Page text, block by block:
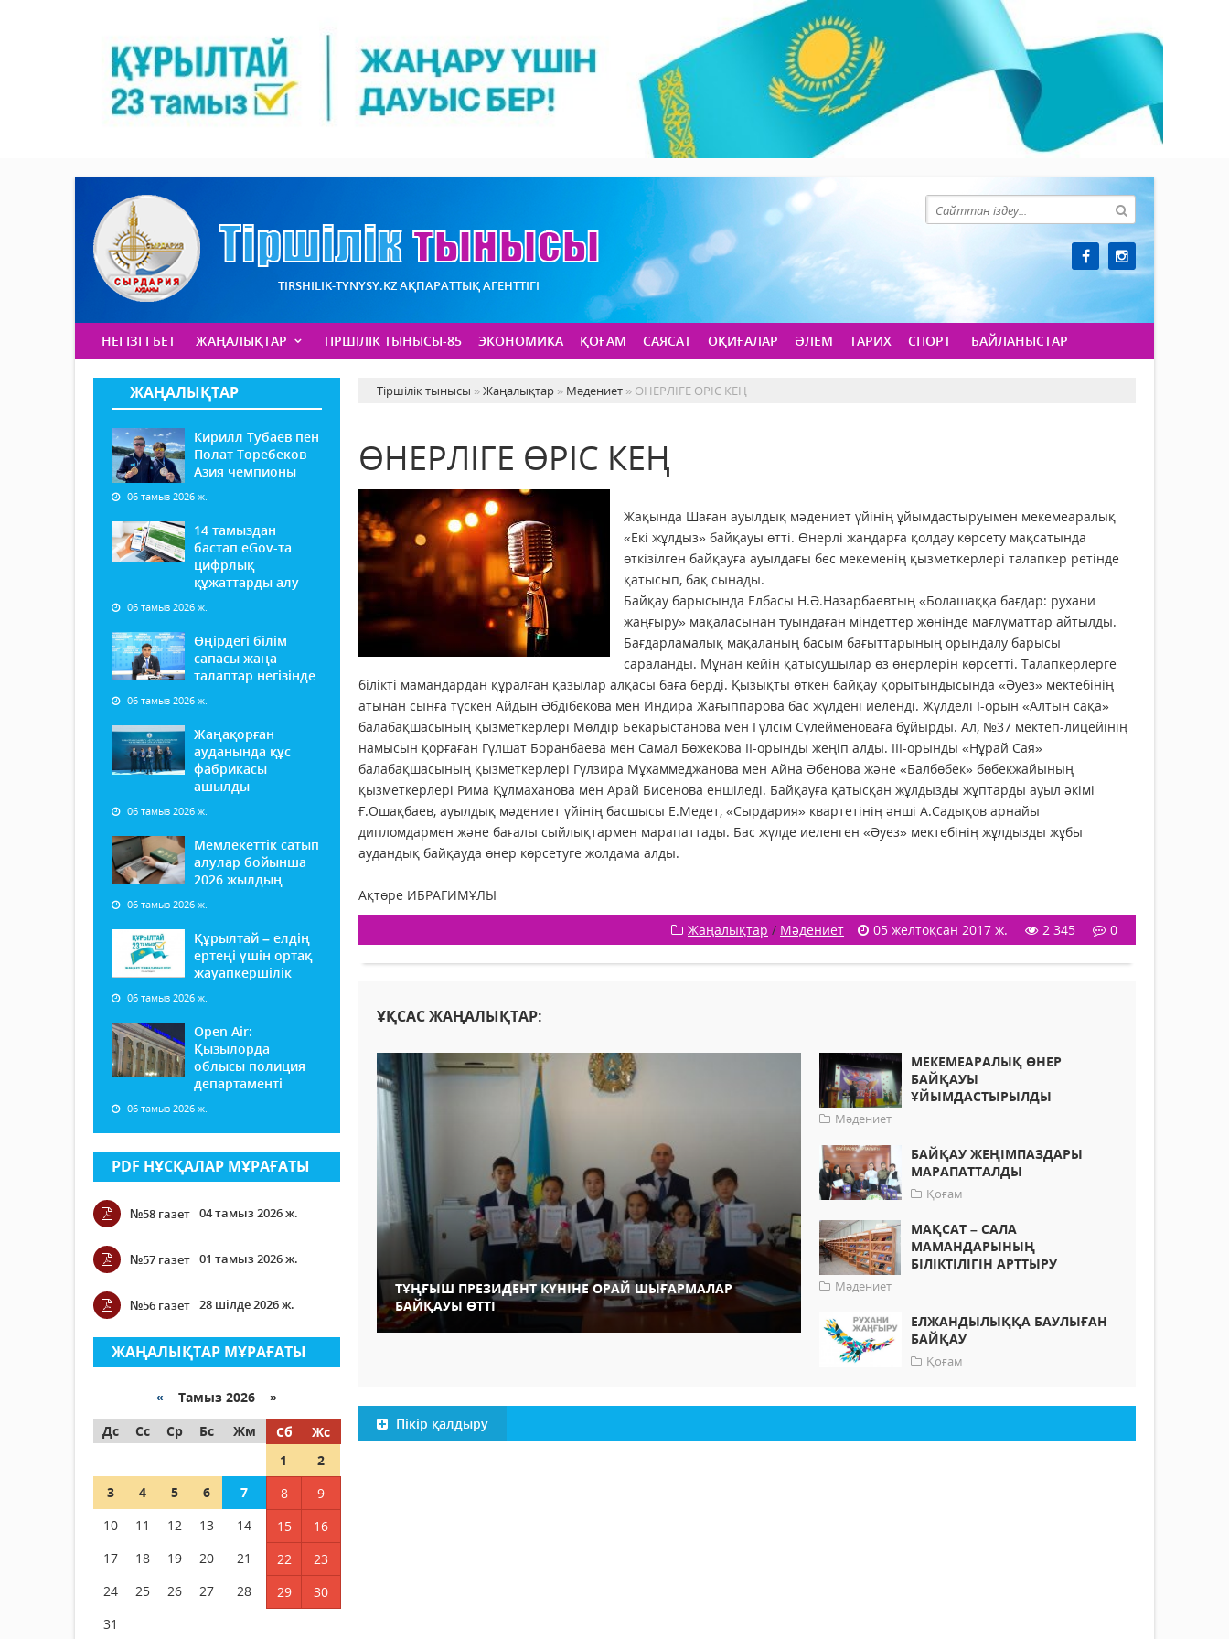
TIRSHILIK-TYNYSY.KZ АҚПАРАТТЫҚ АГЕНТТІГІ
НЕГІЗГІ БЕТ ЖАҢАЛЫҚТАР ТІРШІЛІК ТЫНЫСЫ-85 ЭКОНОМИКА ҚОҒАМ САЯСАТ ОҚИҒАЛАР ӘЛЕМ ТАРИХ СПОРТ БАЙЛАНЫСТАР
ЖАҢАЛЫҚТАР
Кирилл Тубаев пен
Полат Төребеков
Азия чемпионы
06 тамыз 2026 ж.
14 тамыздан
бастап еGov-та
цифрлық
құжаттарды алу
06 тамыз 2026 ж.
Өңірдегі білім
сапасы жаңа
талаптар негізінде
06 тамыз 2026 ж.
Жаңақорған
ауданында құс
фабрикасы
ашылды
06 тамыз 2026 ж.
Мемлекеттік сатып
алулар бойынша
2026 жылдың
06 тамыз 2026 ж.
Құрылтай – елдің
ертеңі үшін ортақ
жауапкершілік
06 тамыз 2026 ж.
Open Air:
Қызылорда
облысы полиция
департаменті
06 тамыз 2026 ж.
PDF НҰСҚАЛАР МҰРАҒАТЫ
№58 газет 04 тамыз 2026 ж.
№57 газет 01 тамыз 2026 ж.
№56 газет 28 шілде 2026 ж.
ЖАҢАЛЫҚТАР МҰРАҒАТЫ
« Тамыз 2026 »
Дс
Сс Ср Бс Жм Сб
Жс
1
2
3
4 5 6 7 8
9
10
11 12 13 14 15
16
17
18 19 20 21 22
23
24
25 26 27 28 29
30
31
Тіршілік тынысы »Жаңалықтар » Мәдениет » ӨНЕРЛІГЕ ӨРІС КЕҢ
ӨНЕРЛІГЕ ӨРІС КЕҢ
Жақында Шаған ауылдық мәдениет үйінің ұйымдастыруымен мекемеаралық
«Екі жұлдыз» байқауы өтті. Өнерлі жандарға қолдау көрсету мақсатында
өткізілген байқауға ауылдағы бес мекеменің қызметкерлері талапкер ретінде
қатысып, бақ сынады.
Байқау барысында Елбасы Н.Ә.Назарбаевтың «Болашаққа бағдар: рухани
жаңғыру» мақаласынан туындаған міндеттер жөнінде мағлұматтар айтылды.
Бағдарламалық мақаланың басым бағыттарының орындалу барысы
сараланды. Мұнан кейін қатысушылар өз өнерлерін көрсетті. Талапкерлерге
білікті мамандардан құралған қазылар алқасы баға берді. Қызықты өткен байқау қорытындысында «Әуез» мектебінің
атынан сынға түскен Айдын Әбдібекова мен Индира Жағыппарова бас жүлдені иеленді. Жүлделі І-орын «Алтын сақа»
балабақшасының қызметкерлері Мөлдір Бекарыстанова мен Гүлсім Сүлейменоваға бұйырды. Ал, №37 мектеп-лицейінің
намысын қорғаған Гүлшат Боранбаева мен Самал Бөжекова ІІ-орынды жеңіп алды. ІІІ-орынды «Нұрай Сая»
балабақшасының қызметкерлері Гүлзира Мұхаммеджанова мен Айна Әбенова және «Балбөбек» бөбекжайының
қызметкерлері Рима Құлмаханова мен Арай Бисенова еншіледі. Байқауға қатысқан жұлдызды жұптарды ауыл әкімі
Ғ.Ошақбаев, ауылдық мәдениет үйінің басшысы Е.Медет, «Сырдария» квартетінің әнші А.Садықов арнайы
дипломдармен және бағалы сыйлықтармен марапаттады. Бас жүлде иеленген «Әуез» мектебінің жұлдызды жұбы
аудандық байқауда өнер көрсетуге жолдама алды.
Ақтөре ИБРАГИМҰЛЫ
Жаңалықтар / Мәдениет 05 желтоқсан 2017 ж. 2 345 0
ҰҚСАС ЖАҢАЛЫҚТАР:
ТҰҢҒЫШ ПРЕЗИДЕНТ КҮНІНЕ ОРАЙ ШЫҒАРМАЛАР
БАЙҚАУЫ ӨТТІ
МЕКЕМЕАРАЛЫҚ ӨНЕР
БАЙҚАУЫ
ҰЙЫМДАСТЫРЫЛДЫ
Мәдениет
БАЙҚАУ ЖЕҢІМПАЗДАРЫ
МАРАПАТТАЛДЫ
Қоғам
МАҚСАТ – САЛА
МАМАНДАРЫНЫҢ
БІЛІКТІЛІГІН АРТТЫРУ
Мәдениет
ЕЛЖАНДЫЛЫҚҚА БАУЛЫҒАН
БАЙҚАУ
Қоғам
Пікір қалдыру